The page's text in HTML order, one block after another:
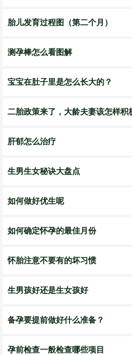
胎儿发育过程图（第二个月）
测孕棒怎么看图解
宝宝在肚子里是怎么长大的？
二胎政策来了，大龄夫妻该怎样积
肝郁怎么治疗
生男生女秘诀大盘点
如何做好优生呢
如何确定怀孕的最佳月份
怀胎注意不要有的坏习惯
生男孩好还是生女孩好
备孕要提前做好什么准备？
孕前检查一般检查哪些项目